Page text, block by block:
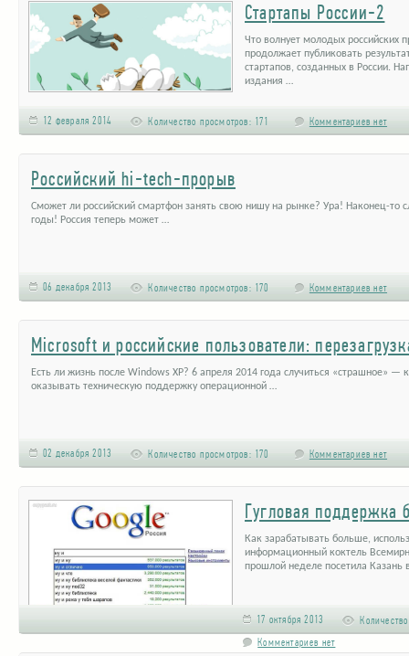
Стартапы России-2
Что волнует молодых российских
продолжает публиковать
стартапов, созданных в России.
издания …
12 февраля 2014 Количество просмотров: 171 Комментариев нет
Российский hi-tech-прорыв
Сможет ли российский смартфон занять свою нишу на рынке? Ура! Наконец-то
годы! Россия теперь может …
06 декабря 2013 Количество просмотров: 170 Комментариев нет
Microsoft и российские пользователи:
Есть ли жизнь после Windows XP? 6 апреля 2014 года случиться «страшное» —
оказывать техническую поддержку операционной …
02 декабря 2013 Количество просмотров: 170 Комментариев нет
Гугловая поддержка
Как зарабатывать больше,
информационный коктель
прошлой неделе посетила Казань
17 октября 2013
Комментариев нет